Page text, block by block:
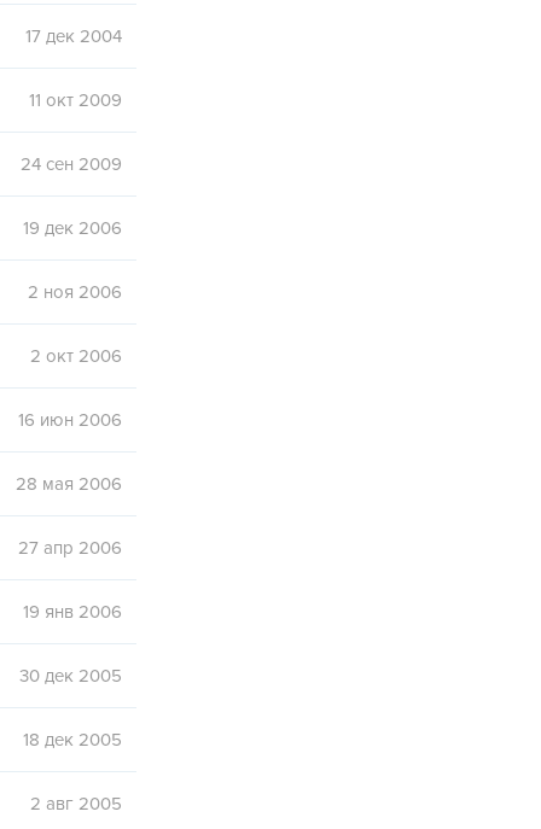
17 дек 2004
11 окт 2009
24 сен 2009
19 дек 2006
2 ноя 2006
2 окт 2006
16 июн 2006
28 мая 2006
27 апр 2006
19 янв 2006
30 дек 2005
18 дек 2005
2 авг 2005